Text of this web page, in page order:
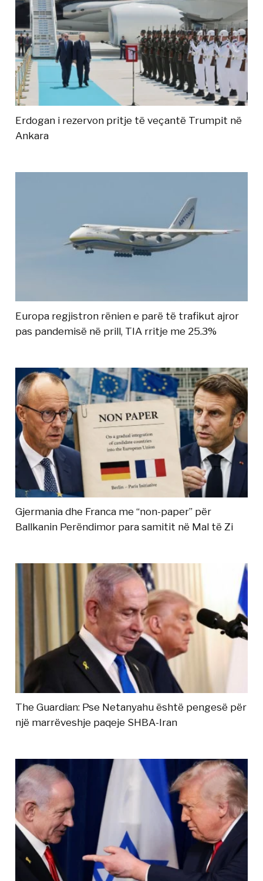
Erdogan i rezervon pritje të veçantë Trumpit në
Ankara
Europa regjistron rënien e parë të trafikut ajror
pas pandemisë në prill, TIA rritje me 25.3%
Gjermania dhe Franca me “non-paper” për
Ballkanin Perëndimor para samitit në Mal të Zi
The Guardian: Pse Netanyahu është pengesë për
një marrëveshje paqeje SHBA-Iran